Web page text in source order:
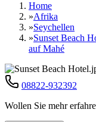
Home
»Afrika
»Seychellen
»Sunset Beach
auf Mahé
08822-932392
Wollen Sie mehr